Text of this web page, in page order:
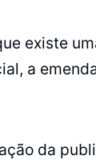
existe
a
da